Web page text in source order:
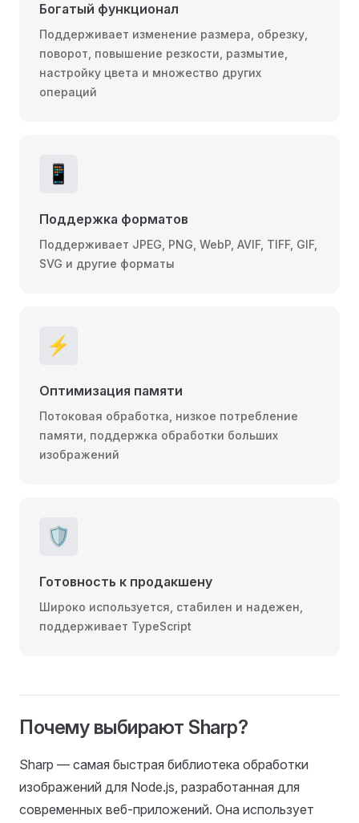
Богатый функционал
Поддерживает изменение размера, обрезку,
поворот, повышение резкости, размытие,
настройку цвета и множество других
операций
📱
Поддержка форматов
Поддерживает JPEG, PNG, WebP, AVIF, TIFF, GIF,
SVG и другие форматы
⚡
Оптимизация памяти
Потоковая обработка, низкое потребление
памяти, поддержка обработки больших
изображений
🛡️
Готовность к продакшену
Широко используется, стабилен и надежен,
поддерживает TypeScript
Почему выбирают Sharp?
Sharp — самая быстрая библиотека обработки
изображений для Node.js, разработанная для
современных веб-приложений. Она использует